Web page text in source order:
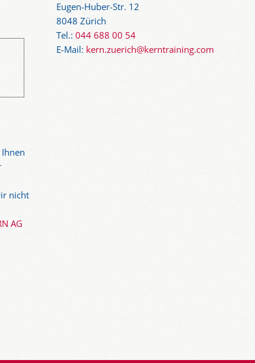
nicht
AG
Eugen-Huber-Str. 12
8048 Zürich
Tel.: 044 688 00 54
E-Mail: kern.zuerich@kerntraining.com